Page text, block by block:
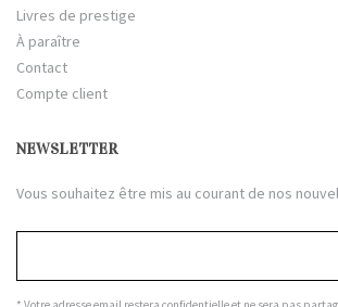
Livres de prestige
À paraître
Contact
Compte client
NEWSLETTER
Vous souhaitez être mis au courant de nos